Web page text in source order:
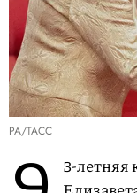
PA/ТАСС
3-летняя